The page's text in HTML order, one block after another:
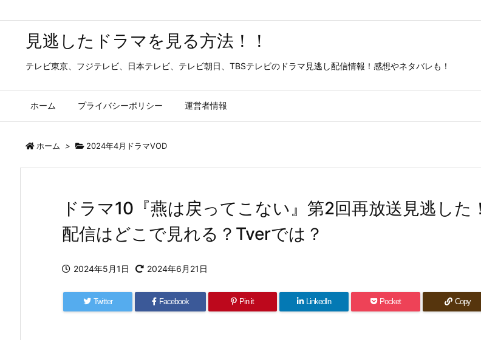
見逃したドラマを見る方法！！
テレビ東京、フジテレビ、日本テレビ、テレビ朝日、TBSテレビのドラマ見逃し配信情報！感想やネタバレも！
ホーム プライバシーポリシー 運営者情報
ホーム > 2024年4月ドラマVOD
ドラマ10『燕は戻ってこない』第2回再放送見逃した！
配信はどこで見れる？Tverでは？
2024年5月1日 2024年6月21日
Twitter Facebook Pin it LinkedIn Pocket Copy